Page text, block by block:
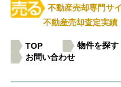
不動産売却専門サ
不動産売却査定実績
TOP 物件を探す
お問い合わせ